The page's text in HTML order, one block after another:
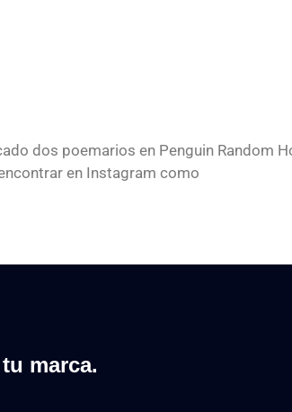
dos poemarios en Penguin Random
en Instagram como
marca.